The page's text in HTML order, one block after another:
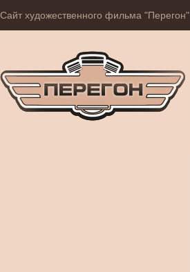
Сайт художественного фильма "Перегон"